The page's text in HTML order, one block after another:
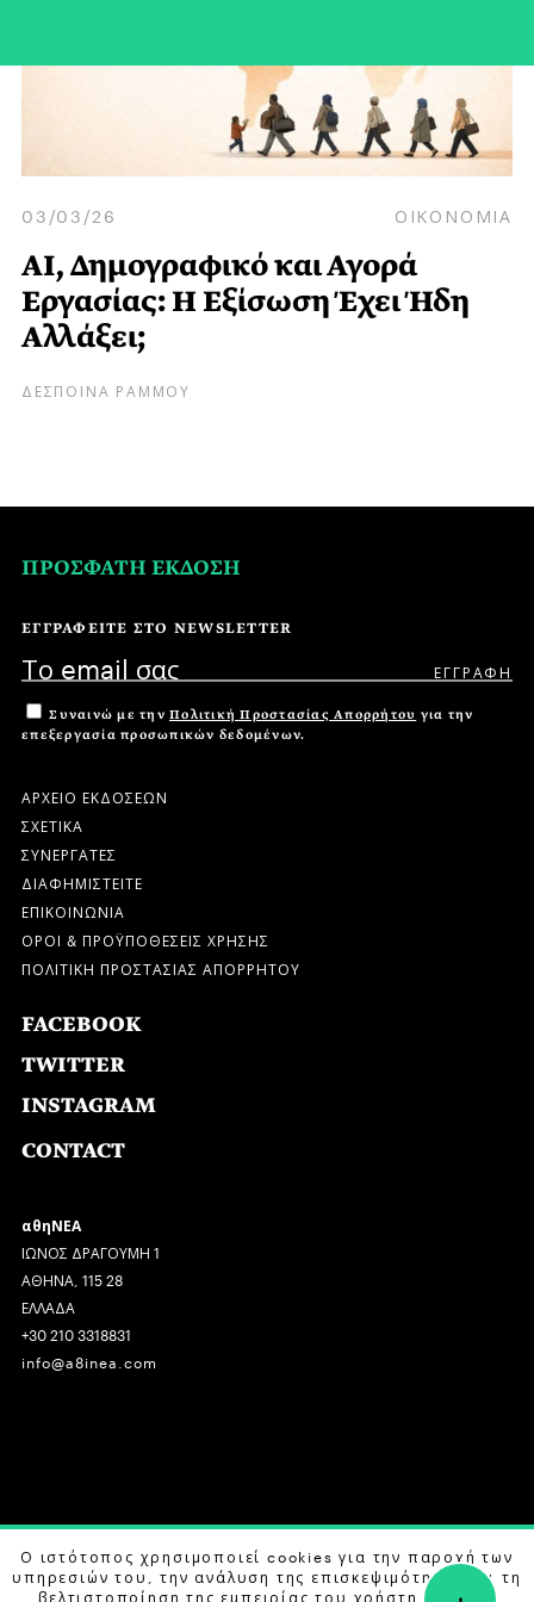
03/03/26 ΟΙΚΟΝΟΜΙΑ
AI, Δημογραφικό και Αγορά
Εργασίας: Η Εξίσωση Έχει Ήδη
Αλλάξει;
ΔΕΣΠΟΙΝΑ ΡΑΜΜΟΥ
ΠΡΟΣΦΑΤΗ ΕΚΔΟΣΗ
ΕΓΓΡΑΦΕΙΤΕ ΣΤΟ NEWSLETTER
Συναινώ με την Πολιτική Προστασίας Απορρήτου για την
επεξεργασία προσωπικών δεδομένων.
ΑΡΧΕΙΟ ΕΚΔΟΣΕΩΝ
ΣΧΕΤΙΚΑ
ΣΥΝΕΡΓΑΤΕΣ
ΔΙΑΦΗΜΙΣΤΕΙΤΕ
ΕΠΙΚΟΙΝΩΝΙΑ
ΟΡΟΙ & ΠΡΟΫΠΟΘΕΣΕΙΣ ΧΡΗΣΗΣ
ΠΟΛΙΤΙΚΗ ΠΡΟΣΤΑΣΙΑΣ ΑΠΟΡΡΗΤΟΥ
FACEBOOK
TWITTER
INSTAGRAM
CONTACT
αθηΝΕΑ
ΙΩΝΟΣ ΔΡΑΓΟΥΜΗ 1
ΑΘΗΝΑ, 115 28
ΕΛΛΑΔΑ
+30 210 3318831
info@a8inea.com
COPYRIGHT © 2026 αθηΝΕΑ, ALL RIGHTS RESERVED.
DESIGN BY G DESIGN STUDIO. DEVELOPED BYB LABS
Ο ιστότοπος χρησιμοποιεί cookies για την παροχή των
υπηρεσιών του, την ανάλυση της επισκεψιμότητας και τη
βελτιστοποίηση της εμπειρίας του χρήστη. Μάθετε